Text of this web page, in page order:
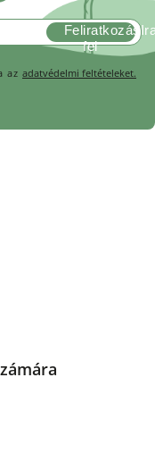
az adatvédelmi feltételeket.
Feliratkozás